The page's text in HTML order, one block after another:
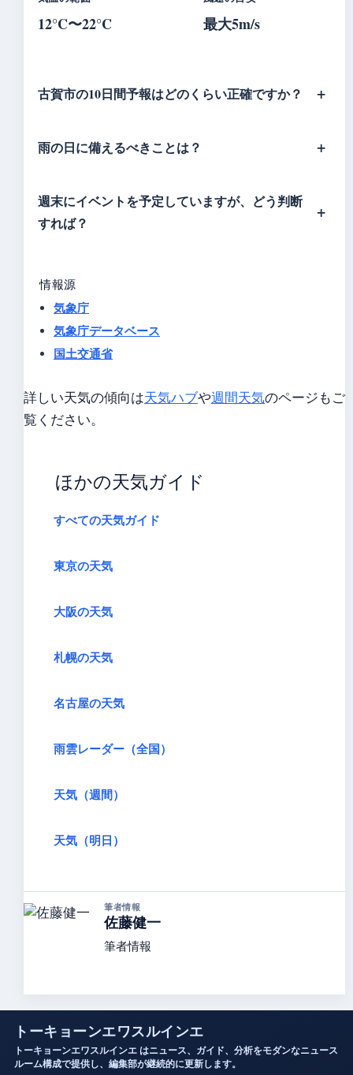
12°C〜22°C 最大5m/s
古賀市の10日間予報はどのくらい正確ですか？
雨の日に備えるべきことは？
週末にイベントを予定していますが、どう判断
すれば？
情報源
気象庁
気象庁データベース
国土交通省
詳しい天気の傾向は天気ハブや週間天気のページもご
覧ください。
ほかの天気ガイド
すべての天気ガイド
東京の天気
大阪の天気
札幌の天気
名古屋の天気
雨雲レーダー（全国）
天気（週間）
天気（明日）
筆者情報
佐藤健一
筆者情報
トーキョーンエワスルインエ
トーキョーンエワスルインエ はニュース、ガイド、分析をモダンなニュース
ルーム構成で提供し、編集部が継続的に更新します。